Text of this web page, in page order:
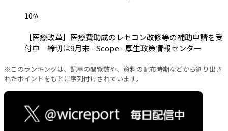
10位
［医療改革］医療費助成のレセコン改修等の補助申請を受
付中 締切は9月末 - Scope - 厚生政策情報センター
※このランキングは、記事の閲覧数や、資料の配布時期などから割り出さ
れたポイントをもとに序列付けされています。